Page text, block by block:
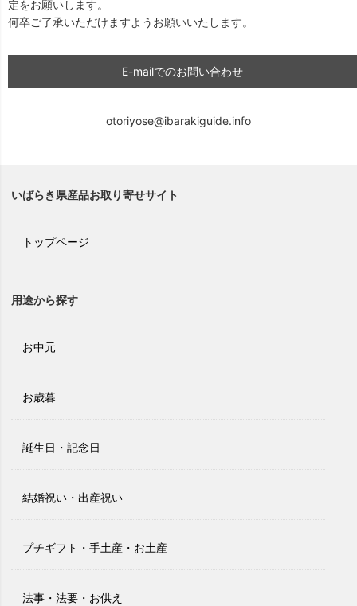
定をお願いします。
何卒ご了承いただけますようお願いいたします。
E-mailでのお問い合わせ
otoriyose@ibarakiguide.info
いばらき県産品お取り寄せサイト
トップページ
用途から探す
お中元
お歳暮
誕生日・記念日
結婚祝い・出産祝い
プチギフト・手土産・お土産
法事・法要・お供え